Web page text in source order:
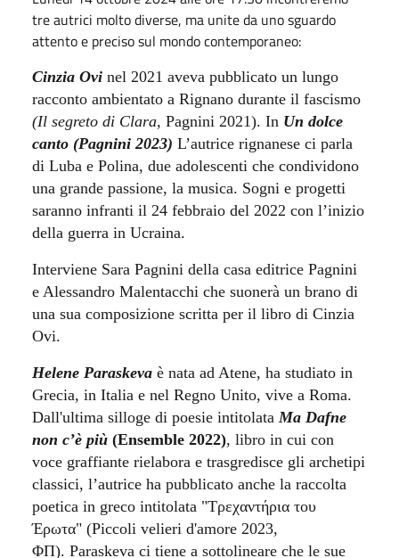
tre autrici molto diverse, ma unite da uno sguardo
attento e preciso sul mondo contemporaneo:
Cinzia Ovi nel 2021 aveva pubblicato un lungo
racconto ambientato a Rignano durante il fascismo
(Il segreto di Clara, Pagnini 2021). In Un dolce
canto (Pagnini 2023) L’autrice rignanese ci parla
di Luba e Polina, due adolescenti che condividono
una grande passione, la musica. Sogni e progetti
saranno infranti il 24 febbraio del 2022 con l’inizio
della guerra in Ucraina.
Interviene Sara Pagnini della casa editrice Pagnini
e Alessandro Malentacchi che suonerà un brano di
una sua composizione scritta per il libro di Cinzia
Ovi.
Helene Paraskeva è nata ad Atene, ha studiato in
Grecia, in Italia e nel Regno Unito, vive a Roma.
Dall'ultima silloge di poesie intitolata Ma Dafne
non c’è più (Ensemble 2022), libro in cui con
voce graffiante rielabora e trasgredisce gli archetipi
classici, l’autrice ha pubblicato anche la raccolta
poetica in greco intitolata "Τρεχαντήρια του
Έρωτα" (Piccoli velieri d'amore 2023,
ΦΠ). Paraskeva ci tiene a sottolineare che le sue